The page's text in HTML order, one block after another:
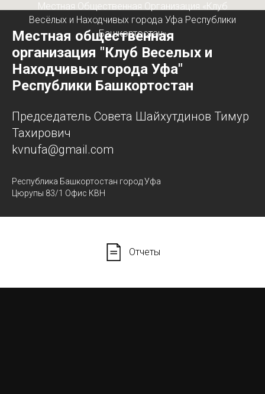
Местная Общественная Организация «Клуб
Весёлых и Находчивых города Уфа Республики
Башкортостан»
Местная общественная
организация "Клуб Веселых и
Находчивых города Уфа"
Республики Башкортостан
Председатель Совета Шайхутдинов Тимур
Тахирович
kvnufa@gmail.com
Республика Башкортостан город Уфа
Цюрупы 83/1 Офис КВН
Отчеты